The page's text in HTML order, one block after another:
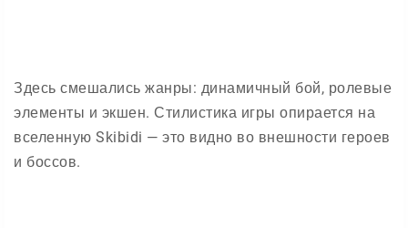
Здесь смешались жанры: динамичный бой, ролевые
элементы и экшен. Стилистика игры опирается на
вселенную Skibidi — это видно во внешности героев
и боссов.